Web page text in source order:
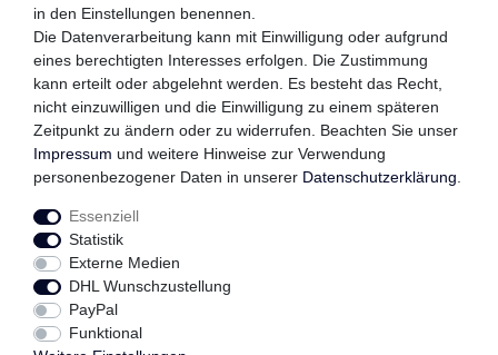
QUALITÄTSVERSPRECHEN
FOLGEN SIE UNS
Impressum
Widerrufs­recht Vertrag widerrufen
in den Einstellungen benennen.
Die Datenverarbeitung kann mit Einwilligung oder aufgrund
eines berechtigten Interesses erfolgen. Die Zustimmung
kann erteilt oder abgelehnt werden. Es besteht das Recht,
nicht einzuwilligen und die Einwilligung zu einem späteren
Zeitpunkt zu ändern oder zu widerrufen. Beachten Sie unser
Impressum und weitere Hinweise zur Verwendung
personenbezogener Daten in unserer Daten­schutz­erklärung
Essenziell
Statistik
Externe Medien
DHL Wunschzustellung
PayPal
Funktional